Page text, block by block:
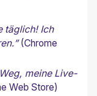
täglich! Ich
(Chrome
meine Live-
Web Store)